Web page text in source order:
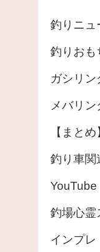
釣りニ
釣りおも
ガシリン
メバリン
【まと
釣り車関
YouTube
釣場心霊
インプレ